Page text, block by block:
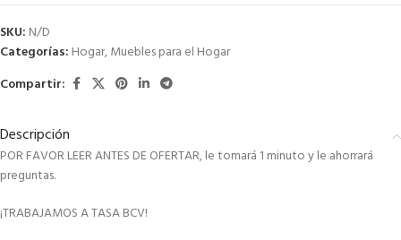
SKU: N/D
Categorías: Hogar,Muebles para el Hogar
Compartir:
Descripción
POR FAVOR LEER ANTES DE OFERTAR, le tomará 1 minuto y le ahorrará
preguntas.
¡TRABAJAMOS A TASA BCV!